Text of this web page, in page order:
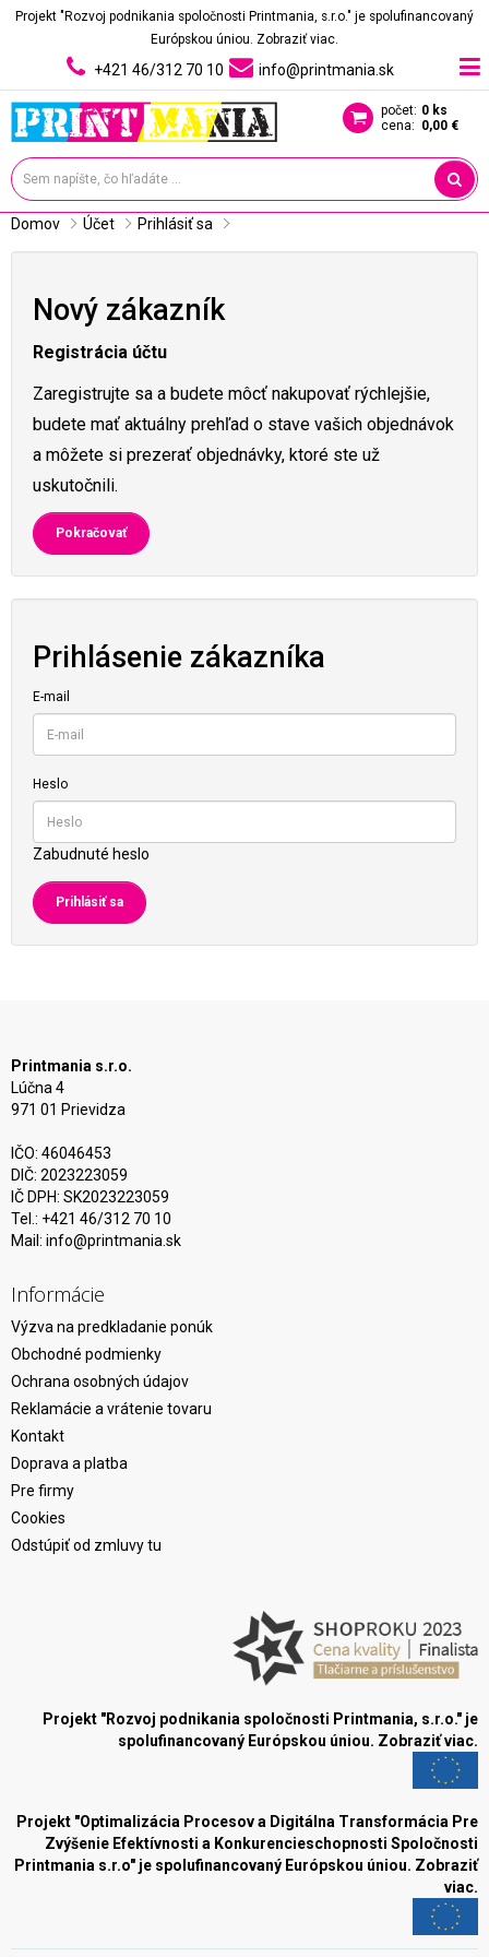
Projekt "Rozvoj podnikania spoločnosti Printmania, s.r.o." je spolufinancovaný
Európskou úniou. Zobraziť viac.
+421 46/312 70 10 info@printmania.sk
počet: 0 ks
cena: 0,00 €
Domov Účet Prihlásiť sa
Nový zákazník
Registrácia účtu
Zaregistrujte sa a budete môcť nakupovať rýchlejšie,
budete mať aktuálny prehľad o stave vašich objednávok
a môžete si prezerať objednávky, ktoré ste už
uskutočnili.
Pokračovať
Prihlásenie zákazníka
E-mail
Heslo
Zabudnuté heslo
Printmania s.r.o.
Lúčna 4
971 01 Prievidza
IČO: 46046453
DIČ: 2023223059
IČ DPH: SK2023223059
Tel.: +421 46/312 70 10
Mail: info@printmania.sk
Informácie
Výzva na predkladanie ponúk
Obchodné podmienky
Ochrana osobných údajov
Reklamácie a vrátenie tovaru
Kontakt
Doprava a platba
Pre firmy
Cookies
Odstúpiť od zmluvy tu
Projekt "Rozvoj podnikania spoločnosti Printmania, s.r.o." je
spolufinancovaný Európskou úniou. Zobraziť viac.
Projekt "Optimalizácia Procesov a Digitálna Transformácia Pre
Zvýšenie Efektívnosti a Konkurencieschopnosti Spoločnosti
Printmania s.r.o" je spolufinancovaný Európskou úniou. Zobraziť
viac.